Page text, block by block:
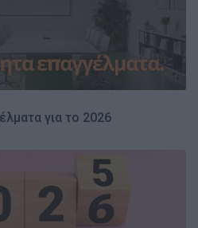
για το 2026